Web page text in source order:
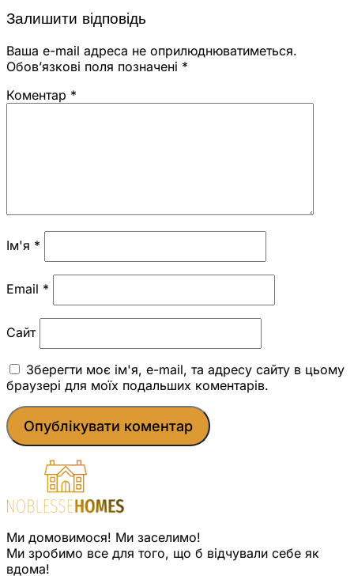
Залишити відповідь
Ваша e-mail адреса не оприлюднюватиметься.
Обов’язкові поля позначені *
Коментар *
Ім'я *
Email *
Сайт
Зберегти моє ім'я, e-mail, та адресу сайту в цьому
браузері для моїх подальших коментарів.
Ми домовимося! Ми заселимо!
Ми зробимо все для того, що б відчували себе як
вдома!